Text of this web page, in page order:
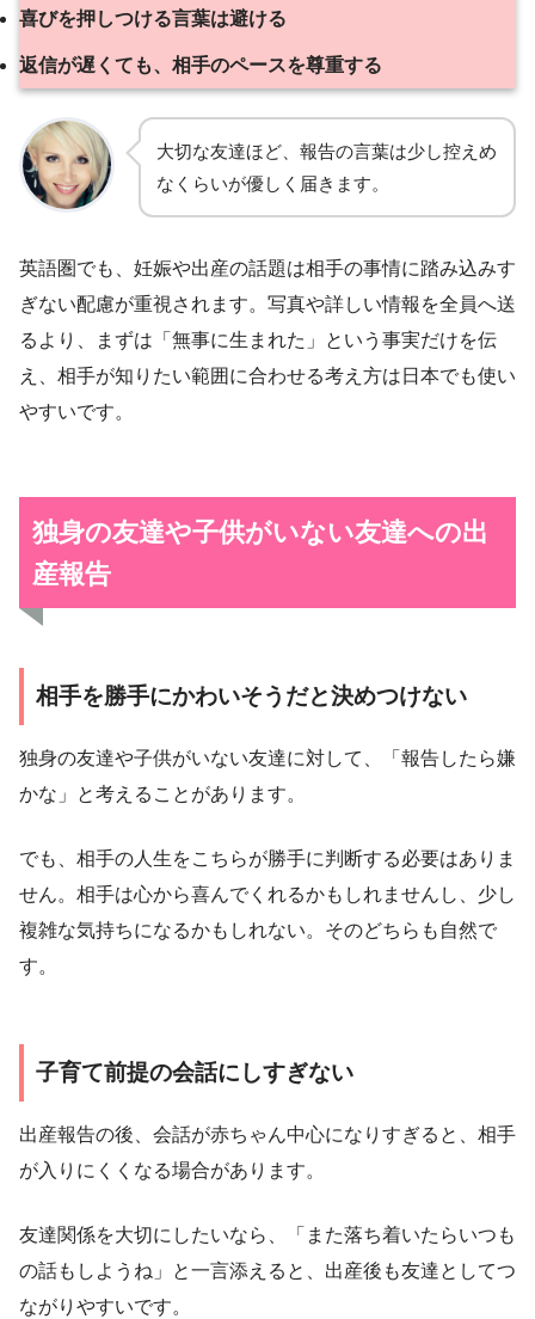
喜びを押しつける言葉は避ける
返信が遅くても、相手のペースを尊重する
大切な友達ほど、報告の言葉は少し控えめ
なくらいが優しく届きます。
英語圏でも、妊娠や出産の話題は相手の事情に踏み込みす
ぎない配慮が重視されます。写真や詳しい情報を全員へ送
るより、まずは「無事に生まれた」という事実だけを伝
え、相手が知りたい範囲に合わせる考え方は日本でも使い
やすいです。
独身の友達や子供がいない友達への出
産報告
相手を勝手にかわいそうだと決めつけない
独身の友達や子供がいない友達に対して、「報告したら嫌
かな」と考えることがあります。
でも、相手の人生をこちらが勝手に判断する必要はありま
せん。相手は心から喜んでくれるかもしれませんし、少し
複雑な気持ちになるかもしれない。そのどちらも自然で
す。
子育て前提の会話にしすぎない
出産報告の後、会話が赤ちゃん中心になりすぎると、相手
が入りにくくなる場合があります。
友達関係を大切にしたいなら、「また落ち着いたらいつも
の話もしようね」と一言添えると、出産後も友達としてつ
ながりやすいです。